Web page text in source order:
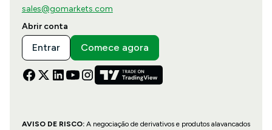
sales@gomarkets.com
Abrir conta
Entrar Comece agora
AVISO DE RISCO:A negociação de derivativos e produtos alavancados